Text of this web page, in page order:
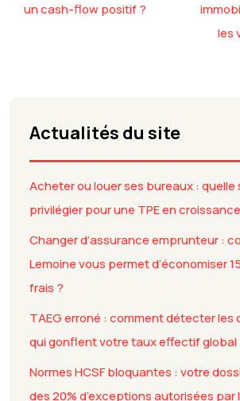
un cash-flow positif ?
les
Actualités du site
Acheter ou louer ses bureaux :
privilégier pour une TPE en
Changer d’assurance emprunteur :
Lemoine vous permet d’économiser
frais ?
TAEG erroné : comment détecter les
qui gonflent votre taux effectif global
Normes HCSF bloquantes : votre
des 20% d’exceptions autorisées par